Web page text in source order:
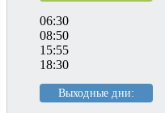
06:30
08:50
15:55
18:30
Выходные дни: